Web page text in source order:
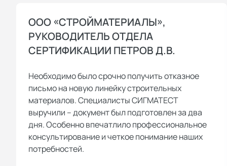
ООО «СТРОЙМАТЕРИАЛЫ»,
РУКОВОДИТЕЛЬ ОТДЕЛА
СЕРТИФИКАЦИИ ПЕТРОВ Д.В.
Необходимо было срочно получить отказное
письмо на новую линейку строительных
материалов. Специалисты СИГМАТЕСТ
выручили – документ был подготовлен за два
дня. Особенно впечатлило профессиональное
консультирование и четкое понимание наших
потребностей.